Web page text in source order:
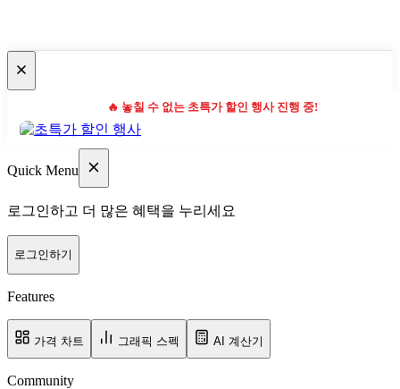
🔥 놓칠 수 없는 초특가 할인 행사 진행 중!
Quick Menu
로그인하고 더 많은 혜택을 누리세요
로그인하기
Features
가격 차트 그래픽 스펙 AI 계산기
Community